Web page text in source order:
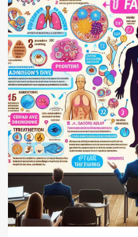
Cum
se
manifestă
și
cum
se
tratează!